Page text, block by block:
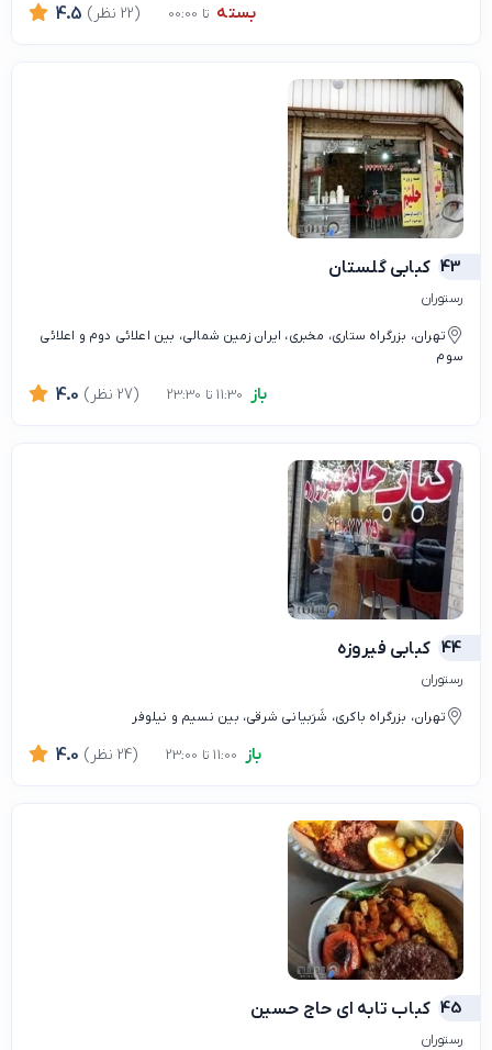
بسته تا 00:00 4.5 (22 نظر)
43 کبابی گلستان
رستوران
تهران، بزرگراه ستاری، مخبری، ایران زمین شمالی، بین اعلائی دوم و اعلائی
سوم
باز 4.0 (27 نظر)
44 کبابی فیروزه
رستوران
تهران، بزرگراه باکری، شَرَبیانی شرقی، بین نسیم و نیلوفر
باز 4.0 (24 نظر)
45 کباب تابه ای حاج حسین
رستوران